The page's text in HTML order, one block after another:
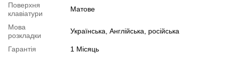
Поверхня
клавіатури
Матове
Мова
розкладки
Українська, Англійська, російська
Гарантія 1 Місяць